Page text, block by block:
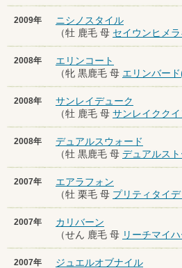
2009年
ニシノスタイル
（牡 鹿毛 母 セイウンヒメ
2008年
エリンコート
（牝 黒鹿毛 母 エリンバー
2008年
サンレイデューク
（牡 鹿毛 母 サンレイククイ
2008年
デュアルスウォード
（牡 黒鹿毛 母 デュアルス
2007年
エアラフォン
（牡 栗毛 母 プリティタイデ
2007年
カリバーン
（せん 鹿毛 母 リーチマイ
2007年
ジュエルオブナイル